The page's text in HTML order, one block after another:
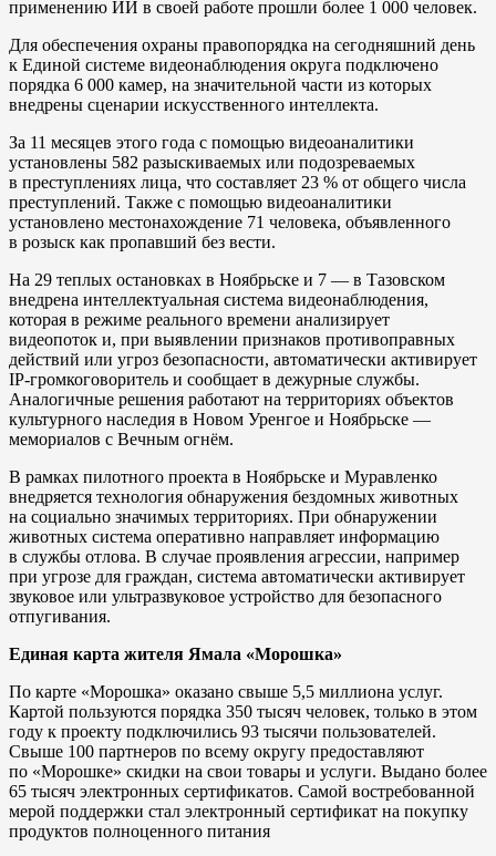
применению ИИ в своей работе прошли более 1 000 человек.
Для обеспечения охраны правопорядка на сегодняшний день
к Единой системе видеонаблюдения округа подключено
порядка 6 000 камер, на значительной части из которых
внедрены сценарии искусственного интеллекта.
За 11 месяцев этого года с помощью видеоаналитики
установлены 582 разыскиваемых или подозреваемых
в преступлениях лица, что составляет 23 % от общего числа
преступлений. Также с помощью видеоаналитики
установлено местонахождение 71 человека, объявленного
в розыск как пропавший без вести.
На 29 теплых остановках в Ноябрьске и 7 — в Тазовском
внедрена интеллектуальная система видеонаблюдения,
которая в режиме реального времени анализирует
видеопоток и, при выявлении признаков противоправных
действий или угроз безопасности, автоматически активирует
IP‑громкоговоритель и сообщает в дежурные службы.
Аналогичные решения работают на территориях объектов
культурного наследия в Новом Уренгое и Ноябрьске —
мемориалов с Вечным огнём.
В рамках пилотного проекта в Ноябрьске и Муравленко
внедряется технология обнаружения бездомных животных
на социально значимых территориях. При обнаружении
животных система оперативно направляет информацию
в службы отлова. В случае проявления агрессии, например
при угрозе для граждан, система автоматически активирует
звуковое или ультразвуковое устройство для безопасного
отпугивания.
Единая карта жителя Ямала «Морошка»
По карте «Морошка» оказано свыше 5,5 миллиона услуг.
Картой пользуются порядка 350 тысяч человек, только в этом
году к проекту подключились 93 тысячи пользователей.
Свыше 100 партнеров по всему округу предоставляют
по «Морошке» скидки на свои товары и услуги. Выдано более
65 тысяч электронных сертификатов. Самой востребованной
мерой поддержки стал электронный сертификат на покупку
продуктов полноценного питания